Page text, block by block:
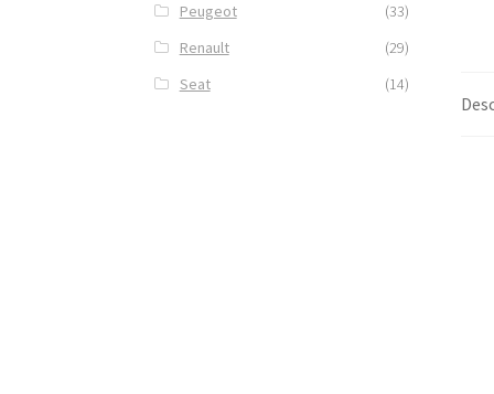
Peugeot
(33)
Renault
(29)
Seat
(14)